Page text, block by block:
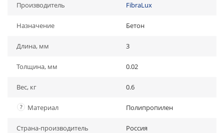
Производитель FibraLux
Назначение Бетон
Длина, мм 3
Толщина, мм 0.02
Вес, кг 0.6
? Материал Полипропилен
Страна-производитель Россия